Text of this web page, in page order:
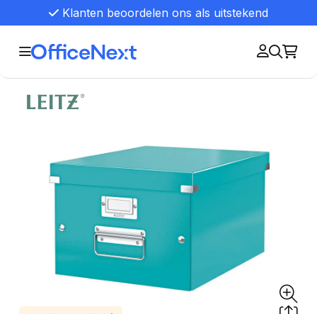
Klanten beoordelen ons als uitstekend